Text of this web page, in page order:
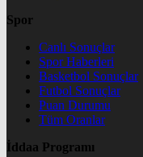
Spor
Canlı Sonuçlar
Spor Haberleri
Basketbol Sonuçlar
Futbol Sonuçlar
Puan Durumu
Tüm Oranlar
İddaa Programı